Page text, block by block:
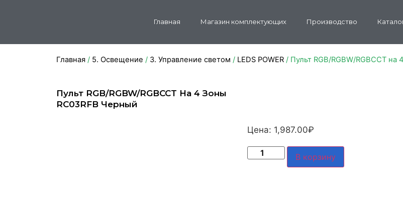
Главная Магазин комплектующих Производство
Главная / 5. Освещение / 3. Управление светом / LEDS POWER / Пульт RGB/RGBW/RGBCCT на
Пульт RGB/RGBW/RGBCCT На 4 Зоны
RC03RFB Черный
Цена: 1,987.00₽
В корзину